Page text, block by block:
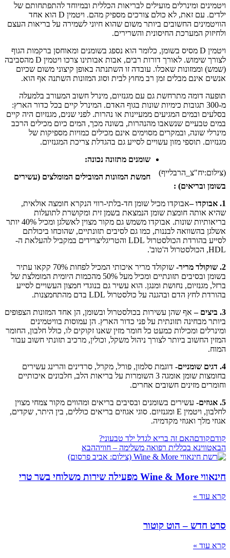
ויטמינים ומינרלים מועילים לבריאות הכללית ובמיוחד להתפתחותם של
ילדים. עם זאת, לא כולם צורכים מספיק מהם. ויטמין D הוא אחד
הוויטמינים החשובים ביותר משום שהוא חיוני לשמירה על בריאות העצם
ולחיזוק המערכת החיסונית והשרירים.
ויטמין D מסיס בשומן, כלומר הוא נספג בשומנים ומאוחסן ברקמות הגוף
לצורך שימוש. לאורך דורות רבים, אבות אבותינו צרכו ויטמין D מהסביבה
(שמש) וממזונות שאכלו. עובדה זו השתנתה באופן קיצוני משום שכיום
אנשים אינם מבלים זמן רב מחוץ לבית וסוג המזונות השתנה אף הוא.
תופעה דומה מתרחשת גם עם מגנזיום, מינרל חשוב המעורב בלמעלה
מ-300 תגובות כימיות שונות בגוף האדם. המינרל קיים בכל כדור הארץ:
בסלעים ובמים המגיעים ממעיינות או נהרות. לפני שנים, מגנזיום היה קיים
במים טבעיים שנשאבו מהנהרות, בשונה מכך, המים כיום מכילים הרכב
מינרלי שונה, ובמקרים מסוימים אינם מכילים כמויות מספיקות של
מגנזיום. תוספי מזון עשויים לסייע גם בהגדלת צריכת המגנזיום.
(צילום:יח"צ_הרבלייף)
שומנים מתזונה נכונה:
חמשת המזונות המובילים המומלצים (עשירים
בשומן ובריאים) :
1. אבוקדו –
אבוקדו מכיל שומן חד-בלתי-רווי הנקרא חומצה אולאית,
שהיא אותה חומצת שומן הנמצאת בשמן זית ומקושרת לתועלות
בריאותיות שונות. אבוקדו משמש גם מקור מצוין לאשלגן ומכיל 40% יותר
אשלגן בהשוואה לבננות, כמו גם לסיבים תזונתיים, שהוכחו ביכולתם
לסייע בהורדת הכולסטרול LDL והטריגליצרידים במקביל להעלאת ה-
HDL, הכולסטרול ה'טוב'.
2. שוקולד מריר-
שוקולד מריר איכותי המכיל לפחות 70% קקאו עתיר
בשומן ובסיבים תזונתיים ומכיל מעל 50% מהכמות היומית המומלצת של
ברזל, מגנזיום, נחושת ומנגן. הוא עשיר גם בנוגדי חמצון העשויים לסייע
בהורדת לחץ הדם ובהגנה על כולסטרול LDL בדם מהתחמצנות.
3. ביצים –
אף שהן עשירות בכולסטרול ובשומן, הן אחד המזונות הצפופים
ביותר מבחינה תזונתית על פני כדור הארץ. הן עמוסות בוויטמינים
ומינרלים ומכילות כמעט כל חומר מזין שאנו זקוקים לו, כולל חלבון, החומר
המזין החשוב ביותר לצורך ניהול משקל, וכולין, מרכיב תזונתי חשוב עבור
המוח.
4. דגים שומניים-
דוגמת סלמון, פורל, מקרל, סרדינים והרינג עשירים
בחומצות שומן אומגה 3 השומרות על בריאות הלב, חלבונים איכותיים
וחומרים מזינים חשובים אחרים.
5. אגוזים-
עשירים בשומנים ובסיבים בריאים ומהווים מקור צמחי מצוין
לחלבון, ויטמין E ומגנזיום. סוגי אגוזים בריאים כוללים, בין היתר, שקדים,
אגוזי מלך ואגוזי מקדמיה.
קודםקודםהאם זה בריא לגדל ילד טבעוני?
הבאטווינא בכללית רפואה משלימה – חוויההבא
חינאווי Wine & More מפעילה שירות משלוחי בשר טרי
קרא עוד »
סרט חדש – הוט קוטור
קרא עוד »